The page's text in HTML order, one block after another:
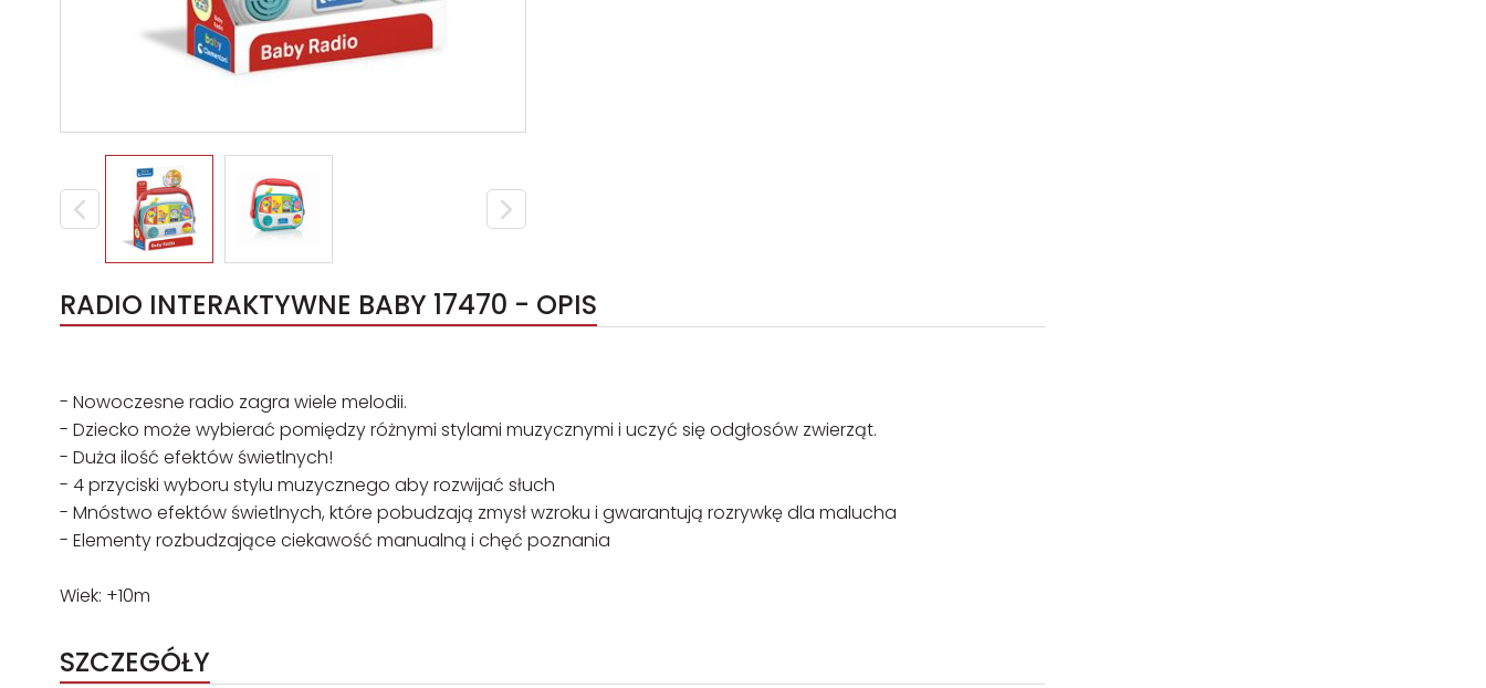
RADIO INTERAKTYWNE BABY 17470 - OPIS
- Nowoczesne radio zagra wiele melodii.
- Dziecko może wybierać pomiędzy różnymi stylami muzycznymi i uczyć się odgłosów zwierząt.
- Duża ilość efektów świetlnych!
- 4 przyciski wyboru stylu muzycznego aby rozwijać słuch
- Mnóstwo efektów świetlnych, które pobudzają zmysł wzroku i gwarantują rozrywkę dla malucha
- Elementy rozbudzające ciekawość manualną i chęć poznania
Wiek: +10m
SZCZEGÓŁY